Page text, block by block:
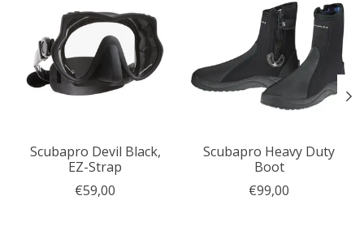
Scubapro Devil Black,
EZ-Strap
€59,00
Scubapro Heavy Duty
Boot
€99,00